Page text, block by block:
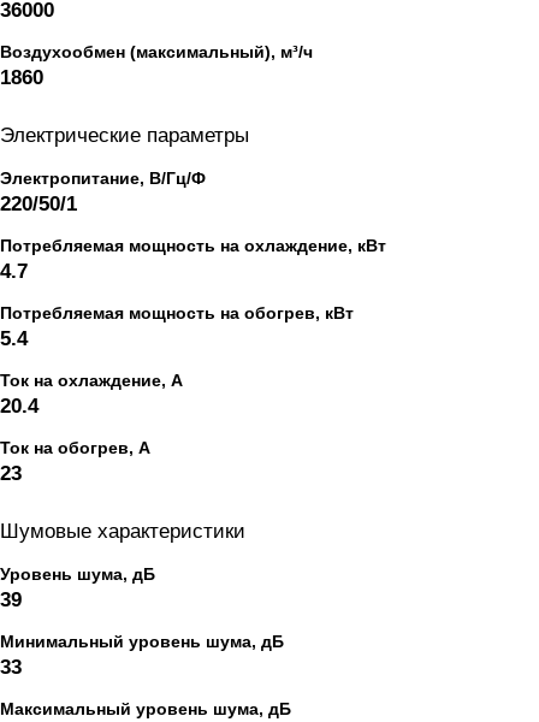
36000
Воздухообмен (максимальный), м³/ч
1860
Электрические параметры
Электропитание, В/Гц/Ф
220/50/1
Потребляемая мощность на охлаждение, кВт
4.7
Потребляемая мощность на обогрев, кВт
5.4
Ток на охлаждение, А
20.4
Ток на обогрев, А
23
Шумовые характеристики
Уровень шума, дБ
39
Минимальный уровень шума, дБ
33
Максимальный уровень шума, дБ